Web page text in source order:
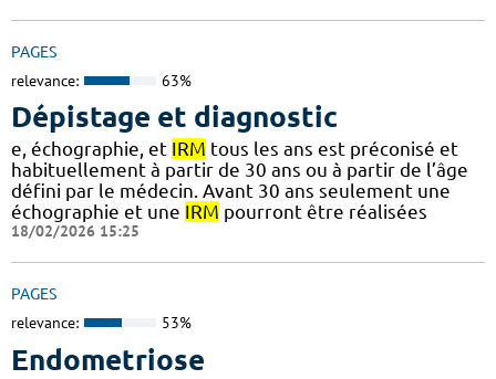
PAGES
relevance: 63%
Dépistage et diagnostic
e, échographie, et IRM tous les ans est préconisé et
habituellement à partir de 30 ans ou à partir de l’âge
défini par le médecin. Avant 30 ans seulement une
échographie et une IRM pourront être réalisées
18/02/2026 15:25
PAGES
relevance: 53%
Endometriose